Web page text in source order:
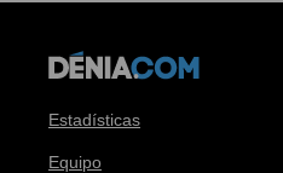
Estadísticas
Equipo